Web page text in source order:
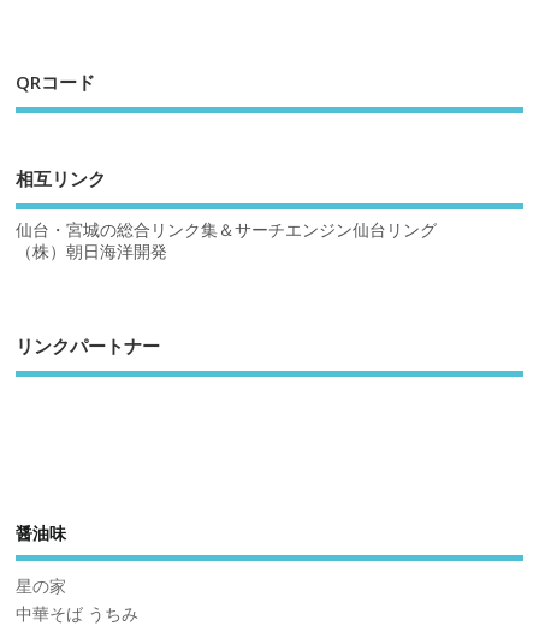
QRコード
相互リンク
仙台・宮城の総合リンク集＆サーチエンジン仙台リング
（株）朝日海洋開発
リンクパートナー
醤油味
星の家
中華そば うちみ